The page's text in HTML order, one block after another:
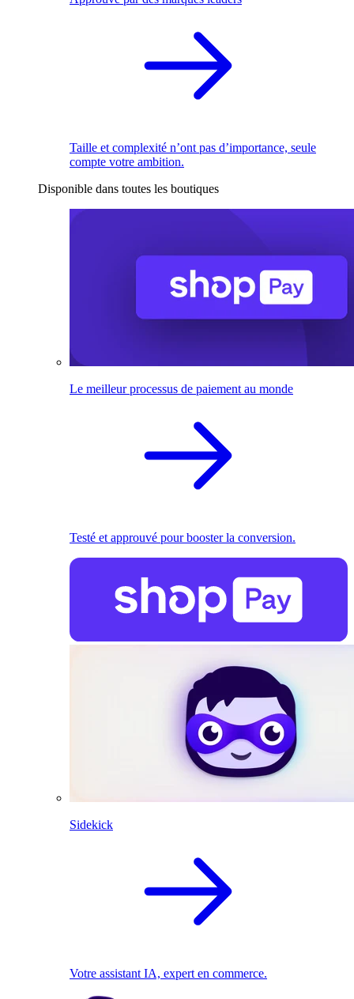
Taille et complexité n’ont pas d’importance, seule
compte votre ambition.
Disponible dans toutes les boutiques
Le meilleur processus de paiement au monde
Testé et approuvé pour booster la conversion.
Sidekick
Votre assistant IA, expert en commerce.